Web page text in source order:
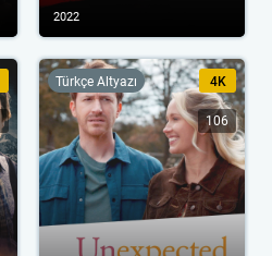
2022
Türkçe Altyazı 4K
106